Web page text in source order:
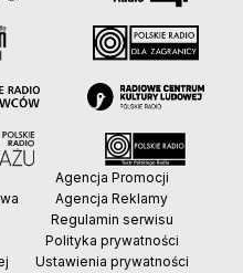
Agencja Promocji
Agencja Reklamy
Regulamin serwisu
Polityka prywatności
Ustawienia prywatności